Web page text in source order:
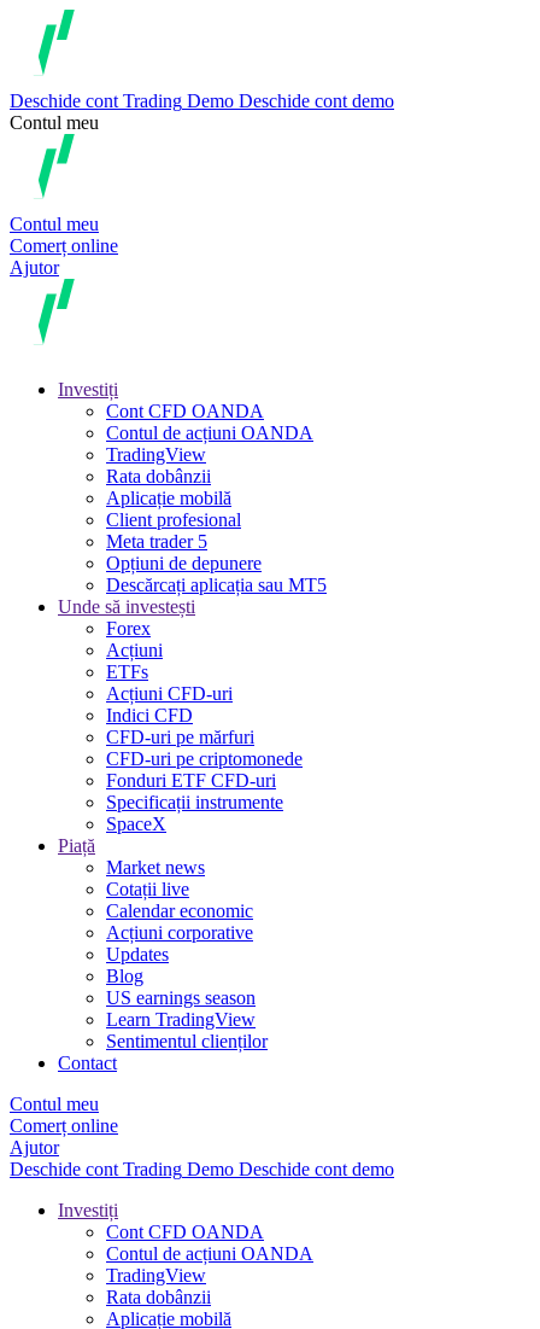
Deschide cont Trading Demo Deschide cont demo
Contul meu
Contul meu
Comerț online
Ajutor
Investiți
Cont CFD OANDA
Contul de acțiuni OANDA
TradingView
Rata dobânzii
Aplicație mobilă
Client profesional
Meta trader 5
Opțiuni de depunere
Descărcați aplicația sau MT5
Unde să investești
Forex
Acțiuni
ETFs
Acțiuni CFD-uri
Indici CFD
CFD-uri pe mărfuri
CFD-uri pe criptomonede
Fonduri ETF CFD-uri
Specificații instrumente
SpaceX
Piață
Market news
Cotații live
Calendar economic
Acțiuni corporative
Updates
Blog
US earnings season
Learn TradingView
Sentimentul clienților
Contact
Contul meu
Comerț online
Ajutor
Deschide cont Trading Demo Deschide cont demo
Investiți
Cont CFD OANDA
Contul de acțiuni OANDA
TradingView
Rata dobânzii
Aplicație mobilă